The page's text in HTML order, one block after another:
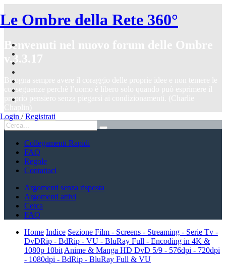
Le Ombre della Rete 360°
Login / Registrati
Benvenuti nel nuovo forum delle Ombre
v.3.3.17
Bisogna sempre avere il coraggio delle proprie idee e non temere le
conseguenze perchè l’uomo è libero solo quando può esprimere il
proprio pensiero senza piegarsi ai condizionamenti. (Charlie
Chaplin)
Collegamenti Rapidi
FAQ
Regole
Contattaci
Argomenti senza risposta
Argomenti attivi
Cerca
FAQ
Home Indice Sezione Film - Screens - Streaming - Serie Tv -
DvDRip - BdRip - VU - BluRay Full - Encoding in 4K &
1080p 10bit Anime & Manga HD DvD 5/9 - 576dpi - 720dpi
- 1080dpi - BdRip - BluRay Full & VU